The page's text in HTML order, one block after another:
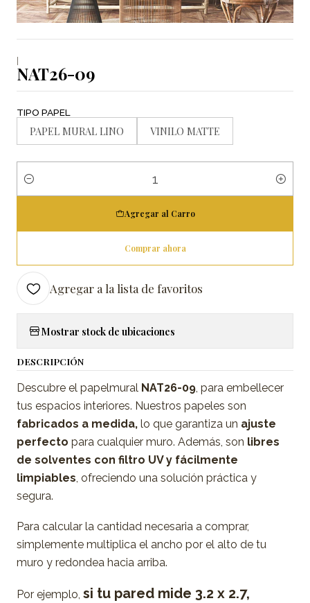
|
NAT26-09
TIPO PAPEL
PAPEL MURAL LINO VINILO MATTE
Cantidad
Agregar al Carro
Comprar ahora
Agregar a la lista de favoritos
Mostrar stock de ubicaciones
DESCRIPCIÓN
Descubre el papelmural NAT26-09, para embellecer
tus espacios interiores. Nuestros papeles son
fabricados a medida, lo que garantiza un ajuste
perfecto para cualquier muro. Además, son libres
de solventes con filtro UV y fácilmente
limpiables, ofreciendo una solución práctica y
segura.
Para calcular la cantidad necesaria a comprar,
simplemente multiplica el ancho por el alto de tu
muro y redondea hacia arriba.
Por ejemplo, si tu pared mide 3.2 x 2.7,